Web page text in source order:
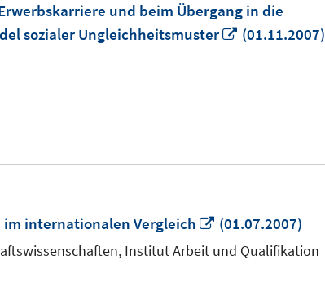
und beim Übergang in die
sozialer Ungleichheitsmuster
In
(01.11.2007)
internationalen Vergleich
In
neuem
(01.07.2007)
Institut Arbeit und Qualifikation